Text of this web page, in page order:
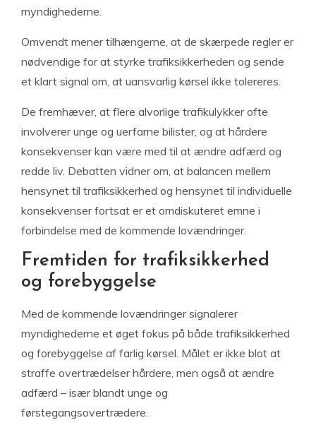
myndighederne.
Omvendt mener tilhængerne, at de skærpede regler er
nødvendige for at styrke trafiksikkerheden og sende
et klart signal om, at uansvarlig kørsel ikke tolereres.
De fremhæver, at flere alvorlige trafikulykker ofte
involverer unge og uerfarne bilister, og at hårdere
konsekvenser kan være med til at ændre adfærd og
redde liv. Debatten vidner om, at balancen mellem
hensynet til trafiksikkerhed og hensynet til individuelle
konsekvenser fortsat er et omdiskuteret emne i
forbindelse med de kommende lovændringer.
Fremtiden for trafiksikkerhed
og forebyggelse
Med de kommende lovændringer signalerer
myndighederne et øget fokus på både trafiksikkerhed
og forebyggelse af farlig kørsel. Målet er ikke blot at
straffe overtrædelser hårdere, men også at ændre
adfærd – især blandt unge og
førstegangsovertrædere.